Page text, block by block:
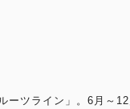
ツライン」。6月～